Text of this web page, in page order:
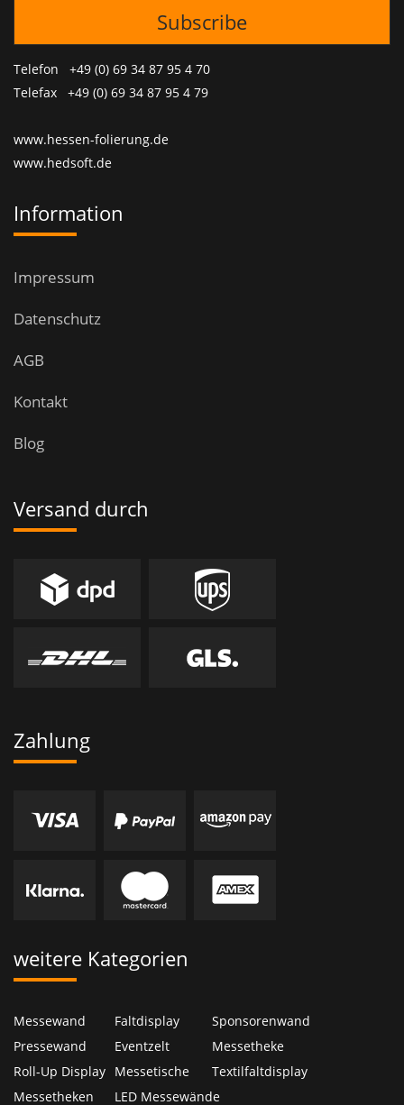
Telefon +49 (0) 69 34 87 95 4 70
Telefax +49 (0) 69 34 87 95 4 79
www.hessen-folierung.de
www.hedsoft.de
Information
Impressum
Datenschutz
AGB
Kontakt
Blog
Versand durch
Zahlung
weitere Kategorien
Messewand Faltdisplay
Sponsorenwand
Pressewand
Eventzelt
Messetheke
Roll-Up Display Messetische
Textilfaltdisplay
Messetheken
LED Messewände